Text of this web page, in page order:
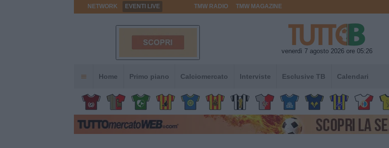
NETWORK EVENTI LIVE TMW RADIO TMW MAGAZINE
venerdì 7 agosto 2026 ore 05:26
Home Primo piano Calciomercato Interviste Esclusive TB Calendari